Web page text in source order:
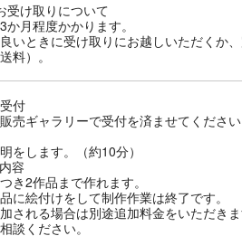
受け取りについて
か月程度かかります。
いときに受け取りにお越しいただくか
料）。
付
売ギャラリーで受付を済ませてください
をします。（約10分）
容
き2作品まで作れます。
に絵付けをして制作作業は終了です。
される場合は別途追加料金をいただき
談ください。